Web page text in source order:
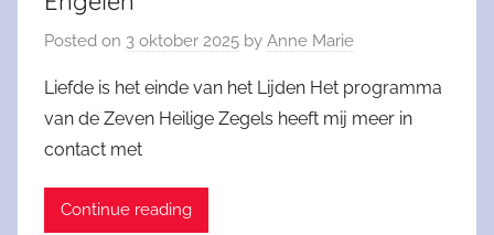
Posted on 3 oktober 2025 by Anne Marie
Liefde is het einde van het Lijden Het programma
van de Zeven Heilige Zegels heeft mij meer in
contact met
Continue reading